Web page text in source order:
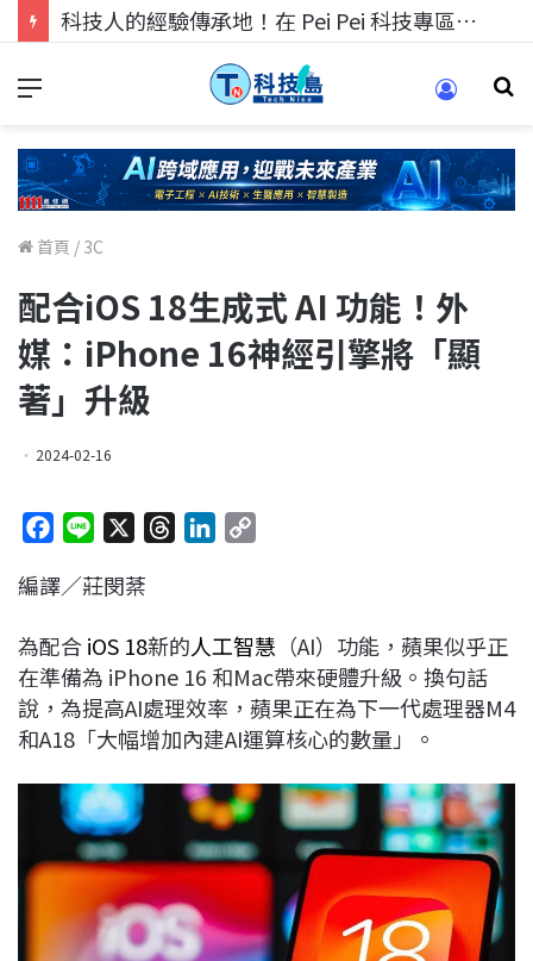
科技人的經驗傳承地！在 Pei Pei 科技專區，與學弟妹交流最硬核的技術
首頁 / 3C
配合iOS 18生成式 AI 功能！外
媒：iPhone 16神經引擎將「顯
著」升級
2024-02-16
c
b
o
o
k
n
a
d
s
e
d
I
n
L
i
n
k
編譯／莊閔棻
為配合iOS 18新的人工智慧 （AI）功能，蘋果似乎正
在準備為 iPhone 16 和Mac帶來硬體升級。換句話
說，為提高AI處理效率，蘋果正在為下一代處理器M4
和A18「大幅增加內建AI運算核心的數量」。